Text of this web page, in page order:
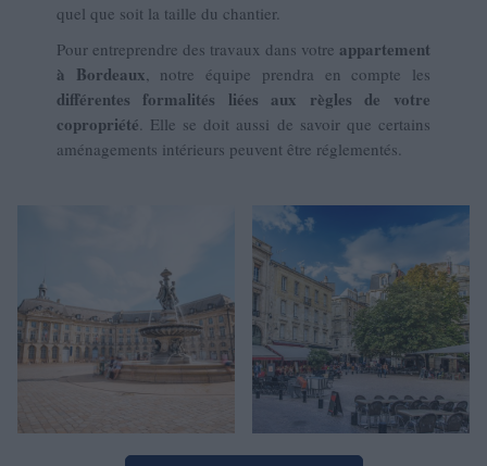
quel que soit la taille du chantier.
Pour entreprendre des travaux dans votre appartement
à Bordeaux, notre équipe prendra en compte les
différentes formalités liées aux règles de votre
copropriété. Elle se doit aussi de savoir que certains
aménagements intérieurs peuvent être réglementés.